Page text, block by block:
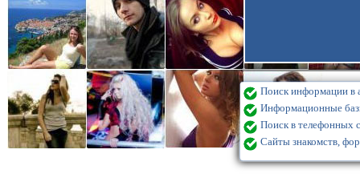
Поиск информации в
Информационные
Поиск в телефонных
Сайты знакомств,